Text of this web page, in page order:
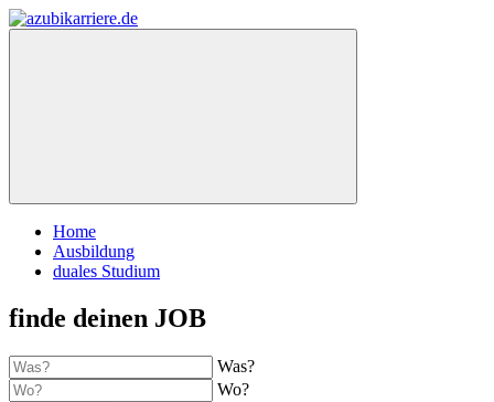
Home
Ausbildung
duales Studium
finde deinen JOB
Was?
Wo?